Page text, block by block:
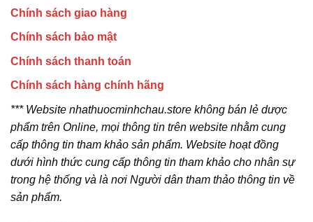
Chính sách giao hàng
Chính sách bảo mật
Chính sách thanh toán
Chính sách hàng chính hãng
*** Website nhathuocminhchau.store không bán lẻ dược
phẩm trên Online, mọi thông tin trên website nhằm cung
cấp thông tin tham khảo sản phẩm. Website hoạt đồng
dưới hình thức cung cấp thông tin tham khảo cho nhân sự
trong hệ thống và là nơi Người dân tham thảo thông tin về
sản phẩm.